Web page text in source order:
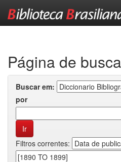
Página de busca
Buscar em:
por
Filtros correntes: